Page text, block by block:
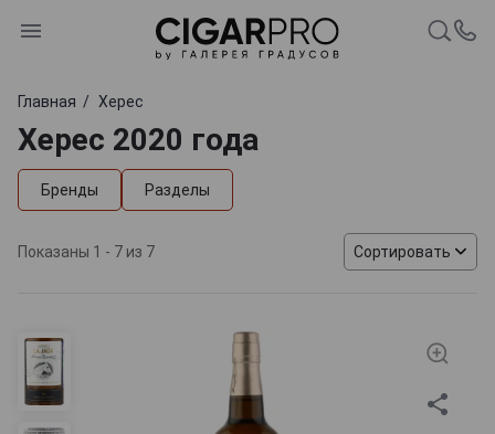
Главная Херес
Херес 2020 года
Бренды Разделы
Показаны 1 - 7 из 7 Сортировать